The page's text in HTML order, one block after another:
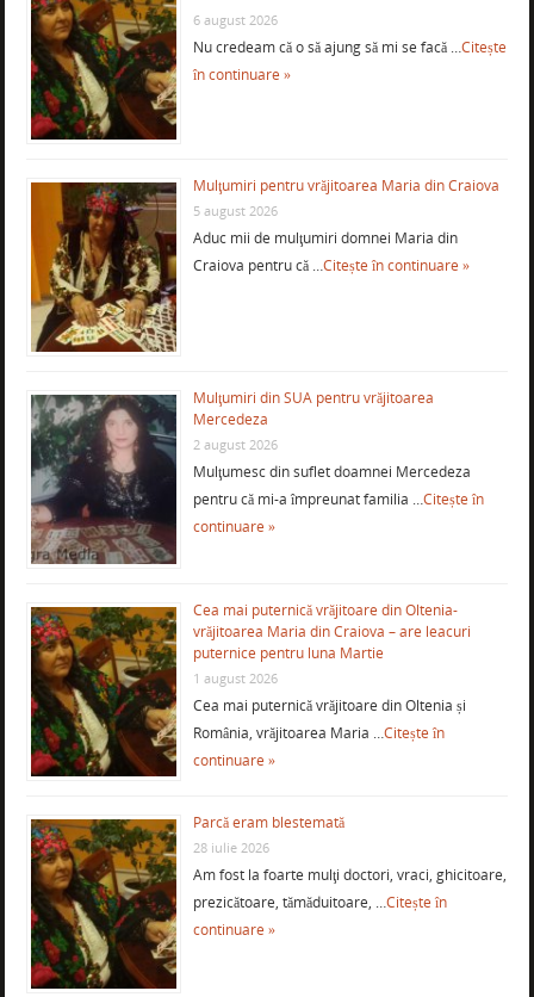
6 august 2026
Nu credeam că o să ajung să mi se facă …Citește
în continuare »
Mulţumiri pentru vrăjitoarea Maria din Craiova
5 august 2026
Aduc mii de mulţumiri domnei Maria din
Craiova pentru că …Citește în continuare »
Mulţumiri din SUA pentru vrăjitoarea
Mercedeza
2 august 2026
Mulţumesc din suflet doamnei Mercedeza
pentru că mi-a împreunat familia …Citește în
continuare »
Cea mai puternică vrăjitoare din Oltenia-
vrăjitoarea Maria din Craiova – are leacuri
puternice pentru luna Martie
1 august 2026
Cea mai puternică vrăjitoare din Oltenia și
România, vrăjitoarea Maria …Citește în
continuare »
Parcă eram blestemată
28 iulie 2026
Am fost la foarte mulţi doctori, vraci, ghicitoare,
prezicătoare, tămăduitoare, …Citește în
continuare »